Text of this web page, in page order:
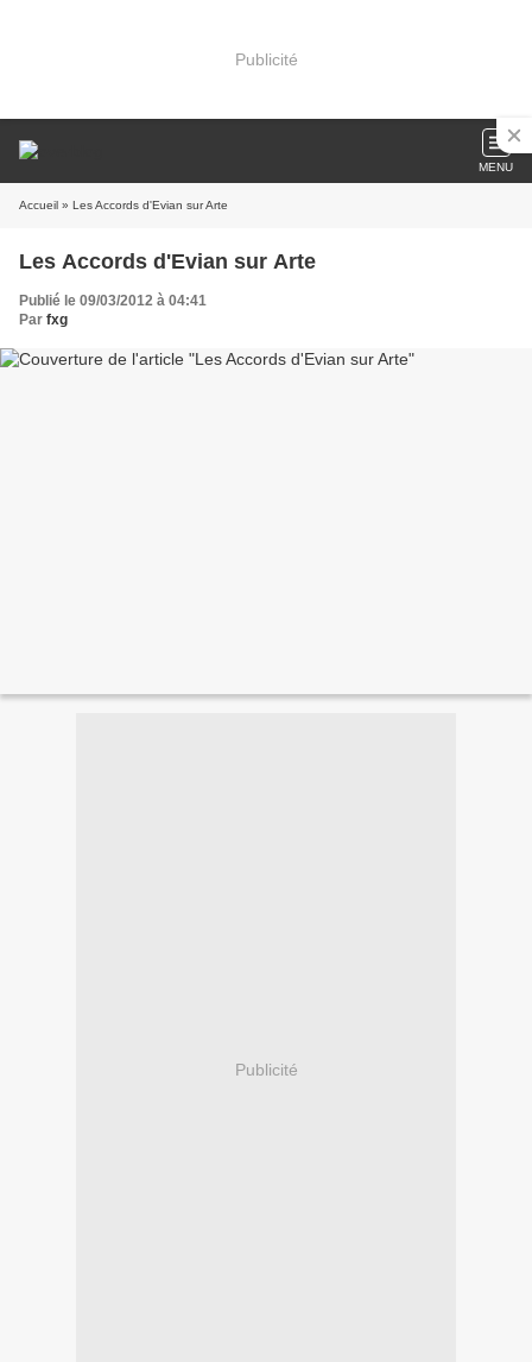
Publicité
MENU
Accueil » Les Accords d'Evian sur Arte
Les Accords d'Evian sur Arte
Publié le 09/03/2012 à 04:41
Par fxg
Publicité